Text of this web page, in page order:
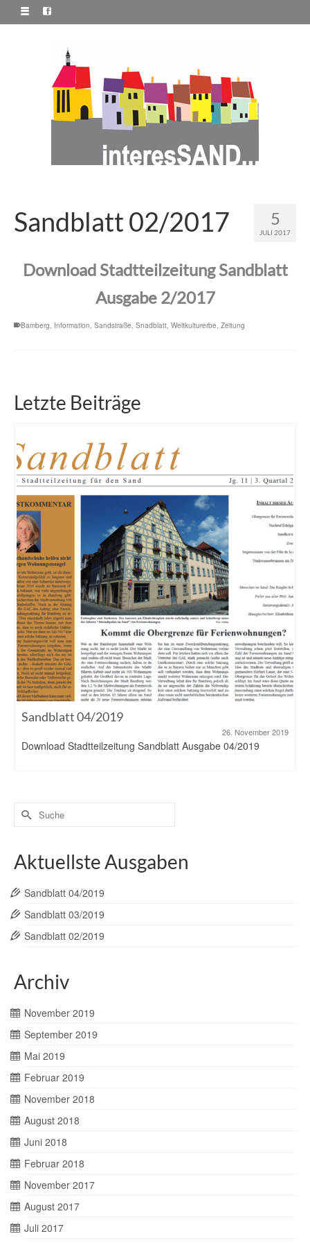
5
JULI 2017
Sandblatt 02/2017
Download Stadtteilzeitung Sandblatt
Ausgabe 2/2017
Bamberg, Information, Sandstraße, Snadblatt, Weltkulturerbe, Zeitung
Letzte Beiträge
Sandblatt 04/2019
26. November 2019
Download Stadtteilzeitung Sandblatt Ausgabe 04/2019
Suche
nach:
Aktuellste Ausgaben
Sandblatt 04/2019
Sandblatt 03/2019
Sandblatt 02/2019
Archiv
November 2019
September 2019
Mai 2019
Februar 2019
November 2018
August 2018
Juni 2018
Februar 2018
November 2017
August 2017
Juli 2017